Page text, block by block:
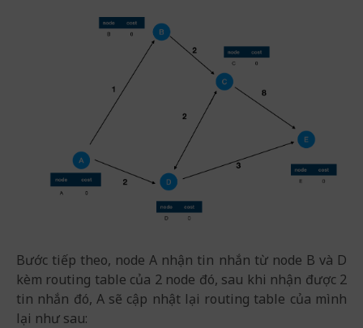
Bước tiếp theo, node A nhận tin nhắn từ node B và D
kèm routing table của 2 node đó, sau khi nhận được 2
tin nhắn đó, A sẽ cập nhật lại routing table của mình
lại như sau: